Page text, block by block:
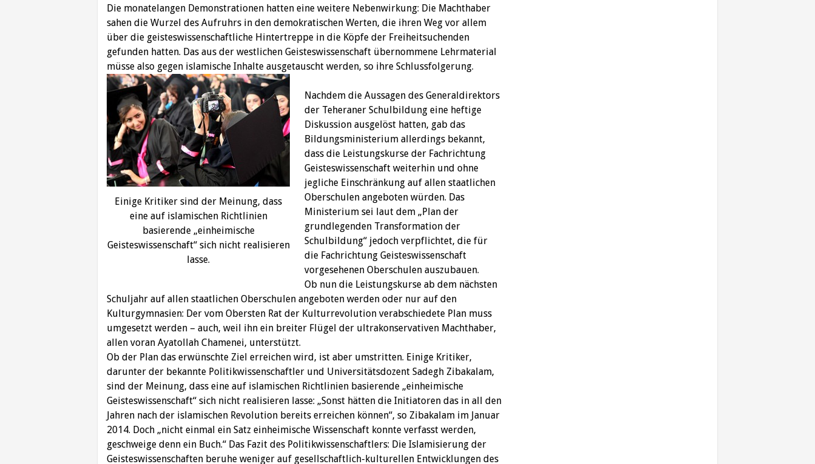
Die monatelangen Demonstrationen hatten eine weitere Nebenwirkung: Die Machthaber
sahen die Wurzel des Aufruhrs in den demokratischen Werten, die ihren Weg vor allem
über die geisteswissenschaftliche Hintertreppe in die Köpfe der Freiheitsuchenden
gefunden hatten. Das aus der westlichen Geisteswissenschaft übernommene Lehrmaterial
müsse also gegen islamische Inhalte ausgetauscht werden, so ihre Schlussfolgerung.
Einige Kritiker sind der Meinung, dass
eine auf islamischen Richtlinien
basierende „einheimische
Geisteswissenschaft“ sich nicht realisieren
lasse.
Nachdem die Aussagen des Generaldirektors
der Teheraner Schulbildung eine heftige
Diskussion ausgelöst hatten, gab das
Bildungsministerium allerdings bekannt,
dass die Leistungskurse der Fachrichtung
Geisteswissenschaft weiterhin und ohne
jegliche Einschränkung auf allen staatlichen
Oberschulen angeboten würden. Das
Ministerium sei laut dem „Plan der
grundlegenden Transformation der
Schulbildung“ jedoch verpflichtet, die für
die Fachrichtung Geisteswissenschaft
vorgesehenen Oberschulen auszubauen.
Ob nun die Leistungskurse ab dem nächsten
Schuljahr auf allen staatlichen Oberschulen angeboten werden oder nur auf den
Kulturgymnasien: Der vom Obersten Rat der Kulturrevolution verabschiedete Plan muss
umgesetzt werden – auch, weil ihn ein breiter Flügel der ultrakonservativen Machthaber,
allen voran Ayatollah Chamenei, unterstützt.
Ob der Plan das erwünschte Ziel erreichen wird, ist aber umstritten. Einige Kritiker,
darunter der bekannte Politikwissenschaftler und Universitätsdozent Sadegh Zibakalam,
sind der Meinung, dass eine auf islamischen Richtlinien basierende „einheimische
Geisteswissenschaft“ sich nicht realisieren lasse: „Sonst hätten die Initiatoren das in all den
Jahren nach der islamischen Revolution bereits erreichen können“, so Zibakalam im Januar
2014. Doch „nicht einmal ein Satz einheimische Wissenschaft konnte verfasst werden,
geschweige denn ein Buch.“ Das Fazit des Politikwissenschaftlers: Die Islamisierung der
Geisteswissenschaften beruhe weniger auf gesellschaftlich-kulturellen Entwicklungen des